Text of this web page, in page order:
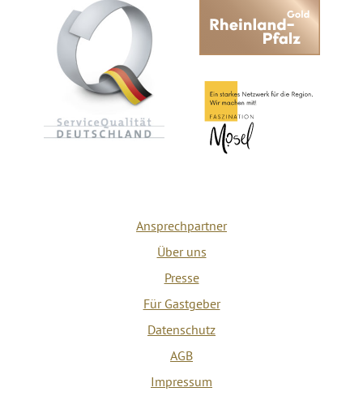
Ansprechpartner
Über uns
Presse
Für Gastgeber
Datenschutz
AGB
Impressum